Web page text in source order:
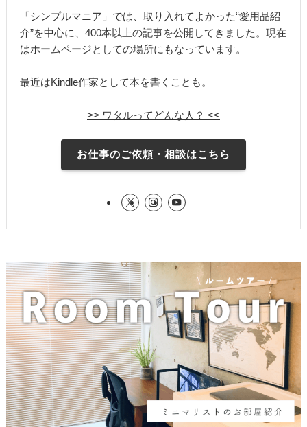
「シンプルマニア」では、取り入れてよかった“愛用品紹
介”を中心に、400本以上の記事を公開してきました。現在
はホームページとしての場所にもなっています。
最近はKindle作家として本を書くことも。
>> ワタルってどんな人？ <<
お仕事のご依頼・相談はこちら